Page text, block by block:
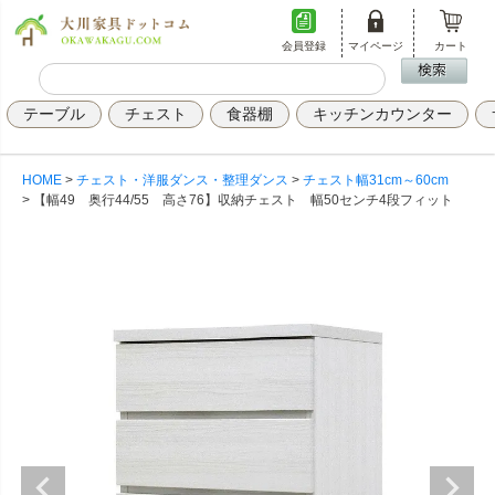
会員登録 マイページ カート
テーブル チェスト 食器棚 キッチンカウンター
HOME チェスト・洋服ダンス・整理ダンス
チェスト幅31cm～60cm
【幅49 奥行44/55 高さ76】収納チェスト 幅50センチ4段フィット